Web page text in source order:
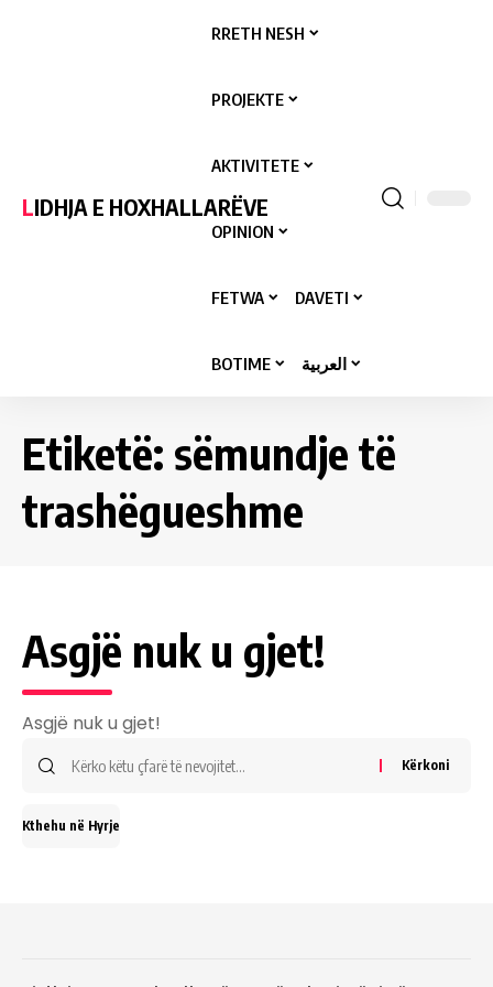
LIDHJA E HOXHALLARËVE
RRETH NESH
PROJEKTE
AKTIVITETE
OPINION
FETWA DAVETI
BOTIME العربية
Etiketë: sëmundje të
trashëgueshme
Asgjë nuk u gjet!
Asgjë nuk u gjet!
për
Kthehu në Hyrje